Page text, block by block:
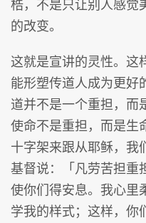
梏，不是只让别人感觉
的改变。
这就是宣讲的灵性。这
能形塑传道人成为更好
道并不是一个重担，而
使命不是重担，而是生
十字架来跟从耶稣，我
基督说：「凡劳苦担重
使你们得安息。我心里
学我的样式；这样，你